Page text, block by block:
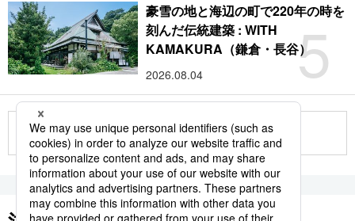
5
豪雪の地と海辺の町で220年の時を
刻んだ伝統建築 : WITH
KAMAKURA（鎌倉・長谷）
2026.08.04
もっと見る